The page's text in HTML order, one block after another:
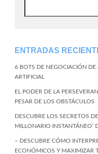
ENTRADAS
6 BOTS DE NEGOCIACIÓN
ARTIFICIAL
EL PODER DE LA
PESAR DE LOS OBSTÁCULOS
DESCUBRE LOS SECRETOS
MILLONARIO INSTANTÁNEO’
– DESCUBRE CÓMO
ECONÓMICOS Y MAXIMIZAR